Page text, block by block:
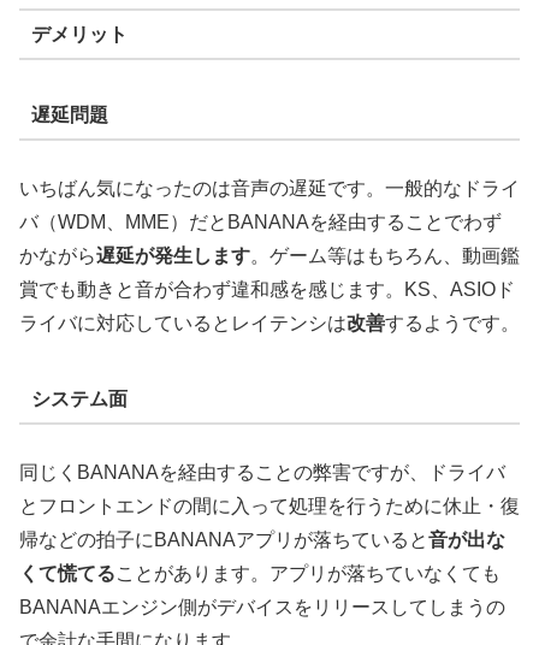
デメリット
遅延問題
いちばん気になったのは音声の遅延です。一般的なドライ
バ（WDM、MME）だとBANANAを経由することでわず
かながら遅延が発生します。ゲーム等はもちろん、動画鑑
賞でも動きと音が合わず違和感を感じます。KS、ASIOド
ライバに対応しているとレイテンシは改善するようです。
システム面
同じくBANANAを経由することの弊害ですが、ドライバ
とフロントエンドの間に入って処理を行うために休止・復
帰などの拍子にBANANAアプリが落ちていると音が出な
くて慌てることがあります。アプリが落ちていなくても
BANANAエンジン側がデバイスをリリースしてしまうの